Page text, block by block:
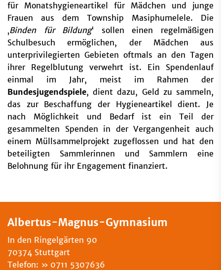
für Monatshygieneartikel für Mädchen und junge
Frauen aus dem Township Masiphumelele. Die
‚Binden für Bildung‘ sollen einen regelmäßigen
Schulbesuch ermöglichen, der Mädchen aus
unterprivilegierten Gebieten oftmals an den Tagen
ihrer Regelblutung verwehrt ist. Ein Spendenlauf
einmal im Jahr, meist im Rahmen der
Bundesjugendspiele, dient dazu, Geld zu sammeln,
das zur Beschaffung der Hygieneartikel dient. Je
nach Möglichkeit und Bedarf ist ein Teil der
gesammelten Spenden in der Vergangenheit auch
einem Müllsammelprojekt zugeflossen und hat den
beteiligten Sammlerinnen und Sammlern eine
Belohnung für ihr Engagement finanziert.
Albertus-Magnus-Gymnasium
In den Ringelgärten 90
70374 Stuttgart
Telefon:
0711 5307636